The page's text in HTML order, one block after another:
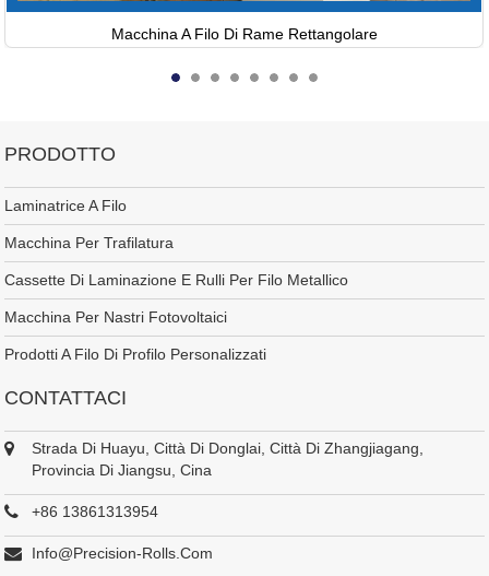
Macchina A Filo Di Rame Rettangolare
PRODOTTO
Laminatrice A Filo
Macchina Per Trafilatura
Cassette Di Laminazione E Rulli Per Filo Metallico
Macchina Per Nastri Fotovoltaici
Prodotti A Filo Di Profilo Personalizzati
CONTATTACI
Strada Di Huayu, Città Di Donglai, Città Di Zhangjiagang,
Provincia Di Jiangsu, Cina
+86 13861313954
Info@precision-Rolls.com